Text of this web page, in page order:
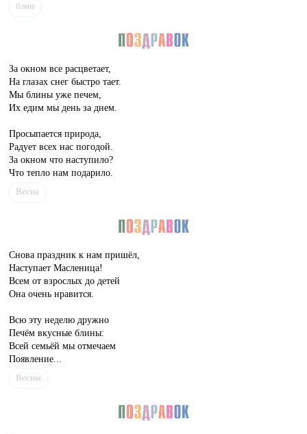
блин
За окном все расцветает,
На глазах снег быстро тает.
Мы блины уже печем,
Их едим мы день за днем.
Просыпается природа,
Радует всех нас погодой.
За окном что наступило?
Что тепло нам подарило.
Весна
Снова праздник к нам пришёл,
Наступает Масленица!
Всем от взрослых до детей
Она очень нравится.
Всю эту неделю дружно
Печём вкусные блины:
Всей семьёй мы отмечаем
Появление...
Весны